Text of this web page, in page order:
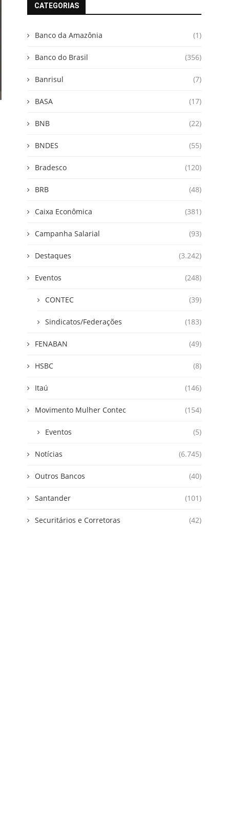
CATEGORIAS
Banco da Amazônia (1)
Banco do Brasil (356)
Banrisul (7)
BASA (17)
BNB (22)
BNDES (55)
Bradesco (120)
BRB (48)
Caixa Econômica (381)
Campanha Salarial (93)
Destaques (3.242)
Eventos (248)
CONTEC (39)
Sindicatos/Federações (183)
FENABAN (49)
HSBC (8)
Itaú (146)
Movimento Mulher Contec (154)
Eventos (5)
Notícias (6.745)
Outros Bancos (40)
Santander (101)
Securitários e Corretoras (42)